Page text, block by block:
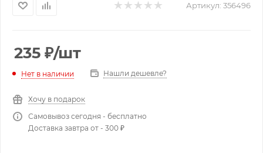
Артикул: 356496
235 ₽/шт
Нет в наличии Нашли дешевле?
Хочу в подарок
Самовывоз сегодня - бесплатно
Доставка завтра от - 300 ₽